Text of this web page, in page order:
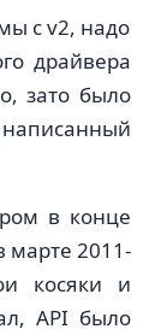
с v2, надо
драйвера
зато было
в конце
марте 2011-
косяки и
API было